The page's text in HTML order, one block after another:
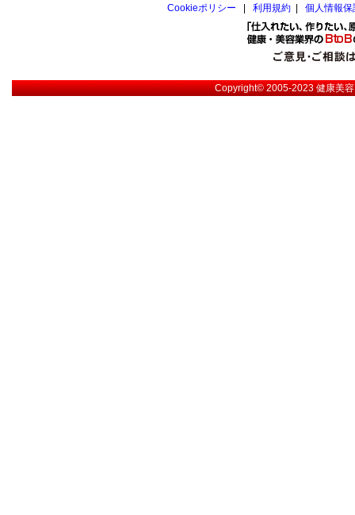
Cookieポリシー
利用規約 個人情報
Copyright© 2005-2023健康美